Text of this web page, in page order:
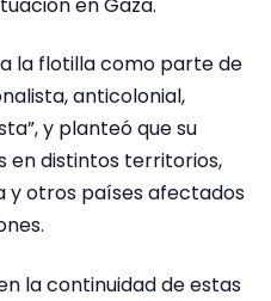
la flotilla como parte de
anticolonial,
y planteó que su
en distintos territorios,
y otros países afectados
la continuidad de estas